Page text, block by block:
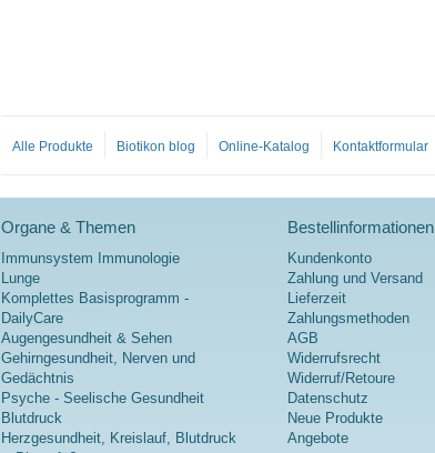
Alle Produkte Biotikon blog Online-Katalog Kontaktformular
Organe & Themen
Immunsystem Immunologie
Lunge
Komplettes Basisprogramm -
DailyCare
Augengesundheit & Sehen
Gehirngesundheit, Nerven und
Gedächtnis
Psyche - Seelische Gesundheit
Blutdruck
Herzgesundheit, Kreislauf, Blutdruck
Bestellinformationen
Kundenkonto
Zahlung und Versand
Lieferzeit
Zahlungsmethoden
AGB
Widerrufsrecht
Widerruf/Retoure
Datenschutz
Neue Produkte
Angebote